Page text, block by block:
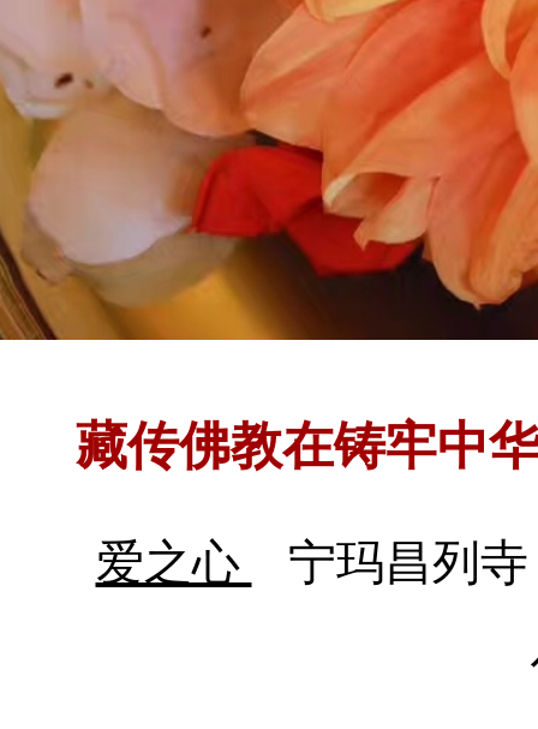
藏传佛教在铸牢中
爱之心
宁玛昌列寺